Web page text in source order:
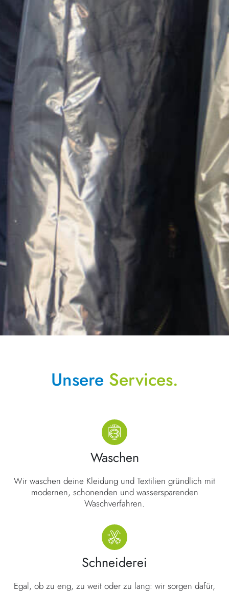
Unsere Services.
Waschen
Wir waschen deine Kleidung und Textilien gründlich mit
modernen, schonenden und wassersparenden
Waschverfahren.
Schneiderei
Egal, ob zu eng, zu weit oder zu lang: wir sorgen dafür,